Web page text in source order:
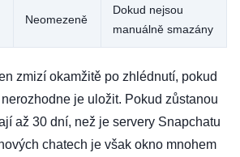
Neomezeně
Dokud nejsou
manuálně smazány
zmizí okamžitě po zhlédnutí, pokud
je uložit. Pokud zůstanou
až 30 dní, než je servery Snapchatu
chatech je však okno mnohem